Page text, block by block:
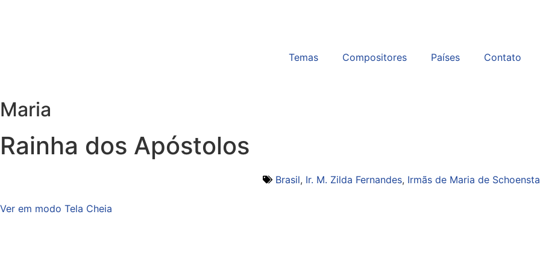
Temas Compositores Países Contato
Maria
Rainha dos Apóstolos
Brasil, Ir. M. Zilda Fernandes, Irmãs de Maria de
Ver em modo Tela Cheia